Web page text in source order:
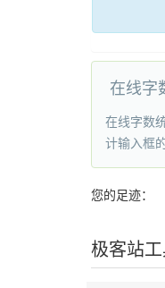
在线字
在线字数
计输入框
您的足迹：
极客站